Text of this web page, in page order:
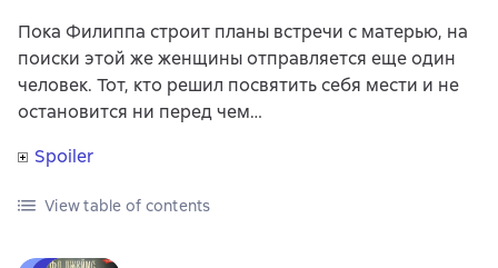
Пока Филиппа строит планы встречи с матерью, на
поиски этой же женщины отправляется еще один
человек. Тот, кто решил посвятить себя мести и не
остановится ни перед чем…
Spoiler
View table of contents